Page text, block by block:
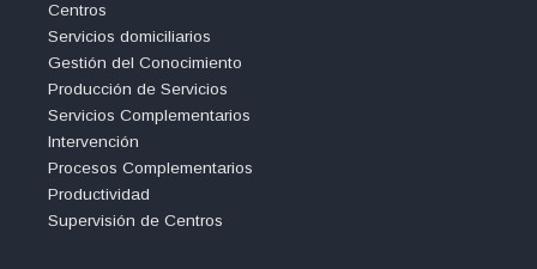
Centros
Servicios domiciliarios
Gestión del Conocimiento
Producción de Servicios
Servicios Complementarios
Intervención
Procesos Complementarios
Productividad
Supervisión de Centros